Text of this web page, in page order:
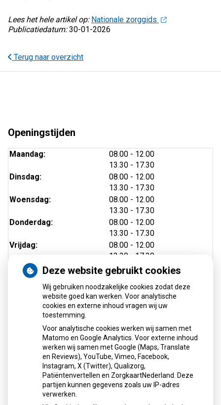
Lees het hele artikel op: Nationale zorggids
Publicatiedatum:30-01-2026
Terug naar overzicht
Openingstijden
Maandag: 08.00 tot
- 12.00
13.30 tot
- 17.30
Dinsdag:
08.00 tot
- 12.00
13.30 tot
- 17.30
Woensdag:
08.00 tot
- 12.00
13.30 tot
- 17.30
Donderdag:
08.00 tot
- 12.00
13.30 tot
- 17.30
Vrijdag:
08.00 tot
- 12.00
13.30
tot
- 17.30
Herhaalrecepten aanvragen
Patiëntenomgeving
Deze website gebruikt cookies
Wij gebruiken noodzakelijke cookies zodat deze
website goed kan werken. Voor analytische
cookies en externe inhoud vragen wij uw
toestemming.
Voor analytische cookies werken wij samen met
Matomo en Google Analytics. Voor externe inhoud
werken wij samen met Google (Maps, Translate
en Reviews), YouTube, Vimeo, Facebook,
Instagram, X (Twitter), Qualizorg,
Patiëntenvertellen en ZorgkaartNederland. Deze
partijen kunnen gegevens zoals uw IP-adres
verwerken.